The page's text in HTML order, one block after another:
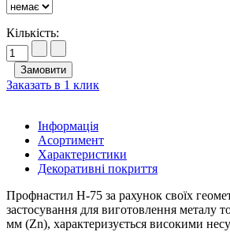
Кількість:
Заказать в 1 клик
Інформація
Асортимент
Характеристики
Декоративні покриття
Профнастил Н-75 за рахунок своїх
застосування для виготовлення металу
мм (Zn), характеризується високими